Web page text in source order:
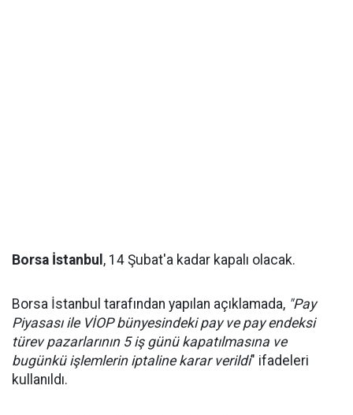
Borsa İstanbul , 14 Şubat'a kadar kapalı olacak.
Borsa İstanbul tarafından yapılan açıklamada, "Pay
Piyasası ile VİOP bünyesindeki pay ve pay endeksi
türev pazarlarının 5 iş günü kapatılmasına ve
bugünkü işlemlerin iptaline karar verildi" ifadeleri
kullanıldı.